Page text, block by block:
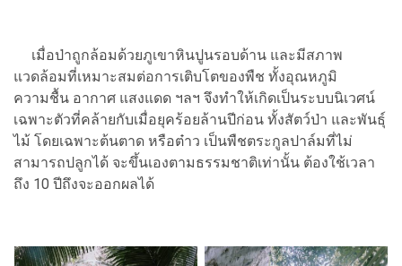
เมื่อป่าถูกล้อมด้วยภูเขาหินปูนรอบด้าน และมีสภาพ
แวดล้อมที่เหมาะสมต่อการเติบโตของพืช ทั้งอุณหภูมิ
ความชื้น อากาศ แสงแดด ฯลฯ จึงทำให้เกิดเป็นระบบนิเวศน์
เฉพาะตัวที่คล้ายกับเมื่อยุคร้อยล้านปีก่อน ทั้งสัตว์ป่า และพันธุ์
ไม้ โดยเฉพาะต้นตาด หรือต๋าว เป็นพืชตระกูลปาล์มที่ไม่
สามารถปลูกได้ จะขึ้นเองตามธรรมชาติเท่านั้น ต้องใช้เวลา
ถึง 10 ปีถึงจะออกผลได้